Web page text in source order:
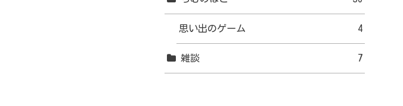
思い出のゲーム 4
雑談 7